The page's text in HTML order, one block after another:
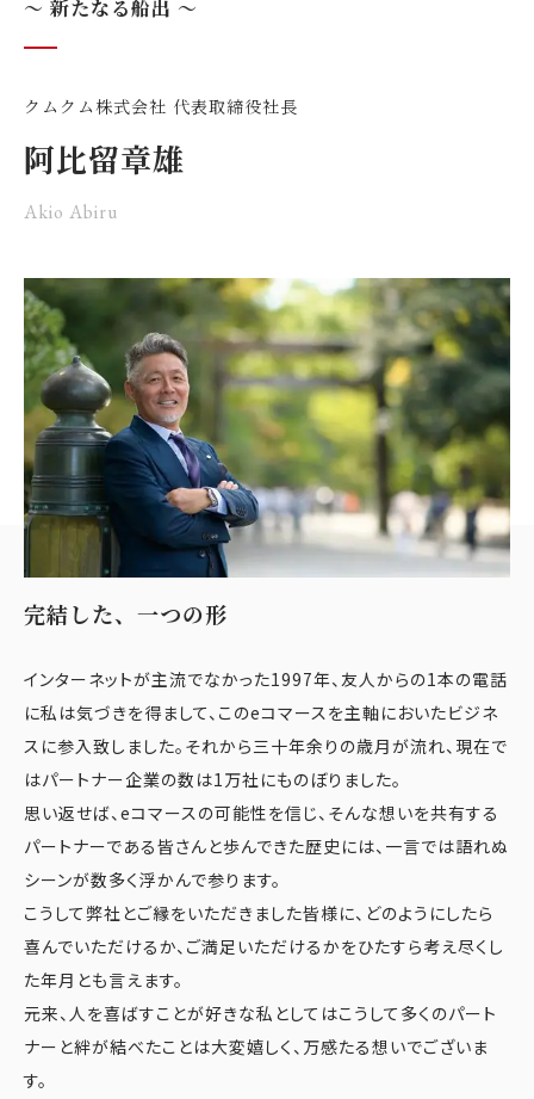
～ 新たなる船出 ～
クムクム株式会社 代表取締役社長
阿比留章雄
Akio Abiru
完結した、一つの形
インターネットが主流でなかった1997年、友人からの1本の電話
に私は気づきを得まして、このeコマースを主軸においたビジネ
スに参入致しました。それから三十年余りの歳月が流れ、現在で
はパートナー企業の数は1万社にものぼりました。
思い返せば、eコマースの可能性を信じ、そんな想いを共有する
パートナーである皆さんと歩んできた歴史には、一言では語れぬ
シーンが数多く浮かんで参ります。
こうして弊社とご縁をいただきました皆様に、どのようにしたら
喜んでいただけるか、ご満足いただけるかをひたすら考え尽くし
た年月とも言えます。
元来、人を喜ばすことが好きな私としてはこうして多くのパート
ナーと絆が結べたことは大変嬉しく、万感たる想いでございま
す。